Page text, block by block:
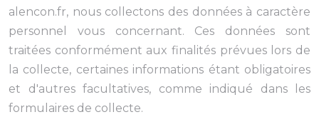
alencon.fr, nous collectons des données à caractère
personnel vous concernant. Ces données sont
traitées conformément aux finalités prévues lors de
la collecte, certaines informations étant obligatoires
et d'autres facultatives, comme indiqué dans les
formulaires de collecte.